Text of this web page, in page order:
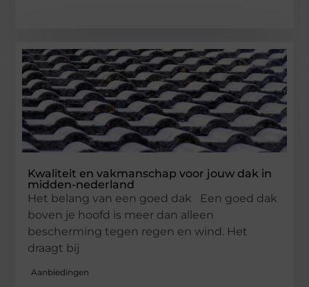
Kwaliteit en vakmanschap voor jouw dak in
midden-nederland
Het belang van een goed dak Een goed dak
boven je hoofd is meer dan alleen
bescherming tegen regen en wind. Het
draagt bij
Aanbiedingen